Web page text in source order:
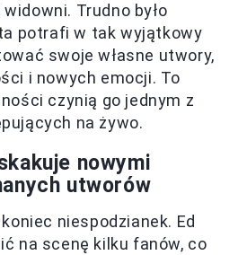
Trudno było
potrafi w tak wyjątkowy
swoje własne utwory,
i nowych emocji. To
czynią go jednym z
na żywo.
nowymi
utworów
niespodzianek. Ed
na scenę kilku fanów, co